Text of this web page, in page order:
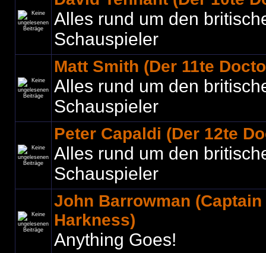
Alles rund um den
Schauspieler
Matt Smith (Der 11te
Alles rund um den
Schauspieler
Peter Capaldi (Der 12te
Alles rund um den
Schauspieler
John Barrowman
Harkness)
Anything Goes!